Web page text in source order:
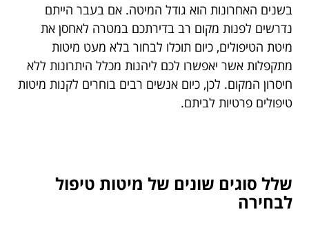
בשנים האחרונות הוא גודל המיטה. אם בעבר הייתם
נדרשים לפנות מקום רב בדירתכם במטרה לאחסן את
מיטת הטיפולים, כיום תוכלו לבחור בלא מעט מיטות
מתקפלות אשר יאפשרו לכם ליהנות מכלל היתרונות ללא
חיסרון המקום. לכן, כיום אנשים רבים בוחרים לקנות מיטות
טיפולים פרטיות לביתם.
שלל סוגים שונים של מיטות טיפול
לבחירה